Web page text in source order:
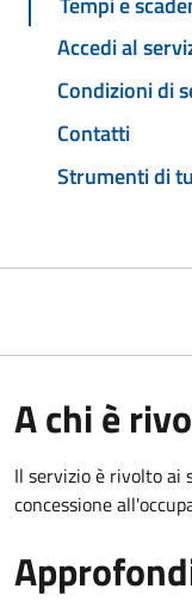
Accedi al
Condizioni di
Contatti
Strumenti di
A chi è
Il servizio è rivolto ai
concessione